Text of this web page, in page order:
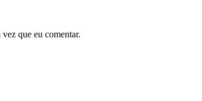
que eu comentar.